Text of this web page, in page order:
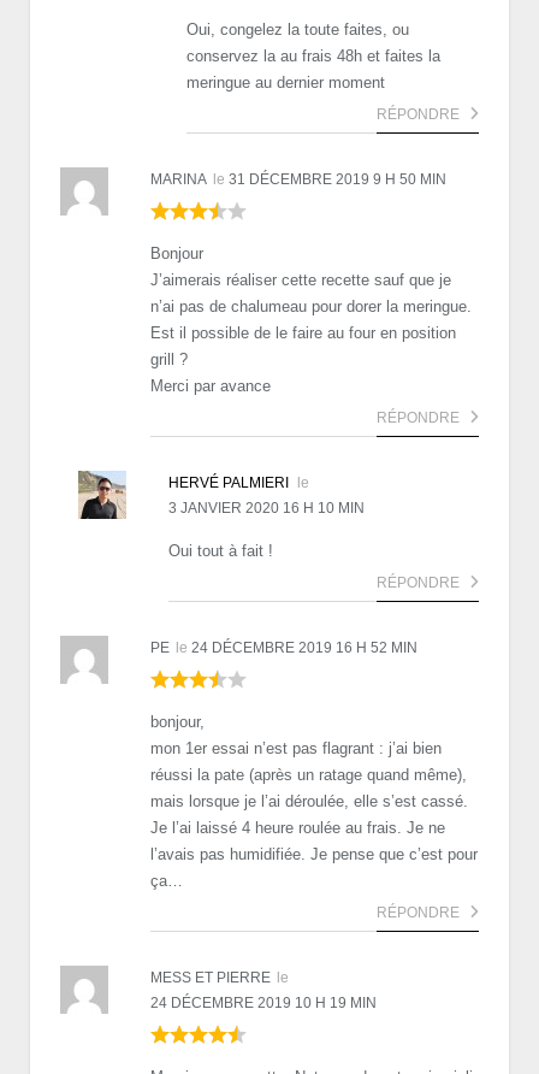
Oui, congelez la toute faites, ou
conservez la au frais 48h et faites la
meringue au dernier moment
RÉPONDRE
MARINA le 31 DÉCEMBRE 2019 9 H 50 MIN
Bonjour
J’aimerais réaliser cette recette sauf que je
n’ai pas de chalumeau pour dorer la meringue.
Est il possible de le faire au four en position
grill ?
Merci par avance
RÉPONDRE
HERVÉ PALMIERI
le
3 JANVIER 2020 16 H 10 MIN
Oui tout à fait !
RÉPONDRE
PE le 24 DÉCEMBRE 2019 16 H 52 MIN
bonjour,
mon 1er essai n’est pas flagrant : j’ai bien
réussi la pate (après un ratage quand même),
mais lorsque je l’ai déroulée, elle s’est cassé.
Je l’ai laissé 4 heure roulée au frais. Je ne
l’avais pas humidifiée. Je pense que c’est pour
ça…
RÉPONDRE
MESS ET PIERRE le
24 DÉCEMBRE 2019 10 H 19 MIN